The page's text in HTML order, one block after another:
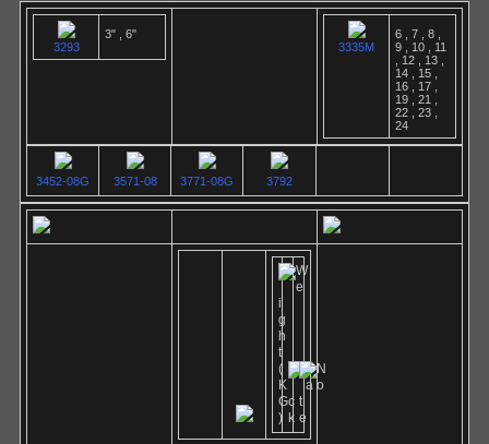
3293
3" , 6"
3335M
6 , 7 , 8 ,
9 , 10 , 11
, 12 , 13 ,
14 , 15 ,
16 , 17 ,
19 , 21 ,
22 , 23 ,
24
3452-08G 3571-08 3771-08G 3792